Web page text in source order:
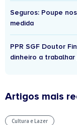
Seguros: Poupe
medida
PPR SGF Doutor
dinheiro a trabalhar
Artigos mais
Cultura e Lazer